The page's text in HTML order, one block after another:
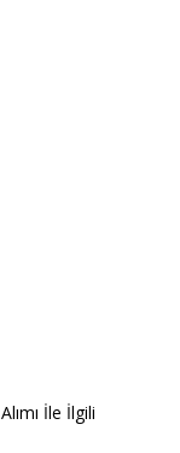
İle İlgili